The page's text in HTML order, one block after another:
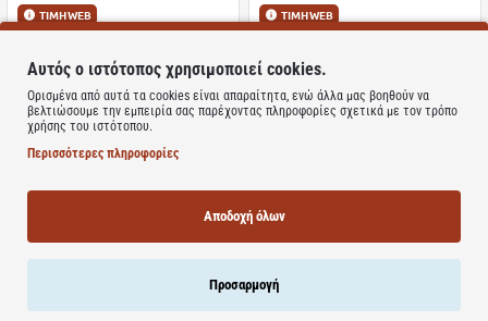
ΤΙΜΗ WEB
13.86€
Καλάθι
ΤΙΜΗ WEB
13.63€
Καλάθι
Αόρατο Λάδι spf30 | 200ml
18.40€
Αυτός ο ιστότοπος χρησιμοποιεί cookies.
Ορισμένα από αυτά τα cookies είναι απαραίτητα, ενώ άλλα μας βοηθούν να
βελτιώσουμε την εμπειρία σας παρέχοντας πληροφορίες σχετικά με τον τρόπο
χρήσης του ιστότοπου.
Περισσότερες πληροφορίες
Αποδοχή όλων
Προσαρμογή